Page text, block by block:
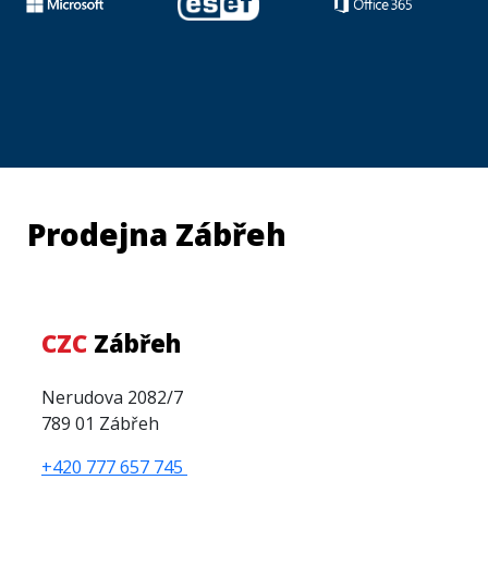
Prodejna Zábřeh
CZC Zábřeh
Nerudova 2082/7
789 01 Zábřeh
+420 777 657 745